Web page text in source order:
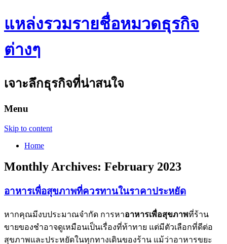
แหล่งรวมรายชื่อหมวดธุรกิจ
ต่างๆ
เจาะลึกธุรกิจที่น่าสนใจ
Menu
Skip to content
Home
Monthly Archives: February 2023
อาหารเพื่อสุขภาพที่ควรทานในราคาประหยัด
หากคุณมีงบประมาณจำกัด การหาอาหารเพื่อสุขภาพที่ร้าน
ขายของชำอาจดูเหมือนเป็นเรื่องที่ท้าทาย แต่มีตัวเลือกที่ดีต่อ
สุขภาพและประหยัดในทุกทางเดินของร้าน แม้ว่าอาหารขยะ